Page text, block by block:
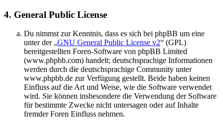
4. General Public License
Du nimmst zur Kenntnis, dass es sich bei phpBB um eine
unter der „GNU General Public License v2“ (GPL)
bereitgestellten Foren-Software von phpBB Limited
(www.phpbb.com) handelt; deutschsprachige Informationen
werden durch die deutschsprachige Community unter
www.phpbb.de zur Verfügung gestellt. Beide haben keinen
Einfluss auf die Art und Weise, wie die Software verwendet
wird. Sie können insbesondere die Verwendung der Software
für bestimmte Zwecke nicht untersagen oder auf Inhalte
fremder Foren Einfluss nehmen.